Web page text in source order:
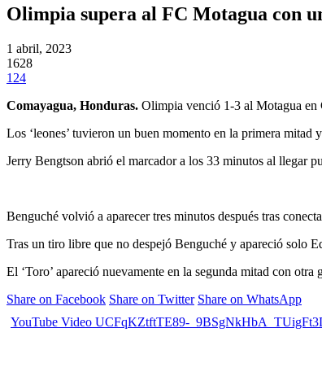
Olimpia supera al FC Motagua con
1 abril, 2023
1628
124
Comayagua, Honduras. Olimpia venció 1-3 al Motagua en
Los ‘leones’ tuvieron un buen momento en la primera mitad
Jerry Bengtson abrió el marcador a los 33 minutos al llegar
Benguché volvió a aparecer tres minutos después tras
Tras un tiro libre que no despejó Benguché y apareció solo
El ‘Toro’ apareció nuevamente en la segunda mitad con
Share on Facebook Share on Twitter Share on WhatsApp
YouTube Video UCFqKZtftTE89-